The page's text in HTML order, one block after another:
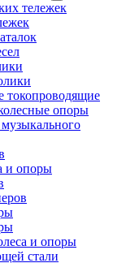
тележек
токопроводящие
опоры
и опоры
и опоры
стали